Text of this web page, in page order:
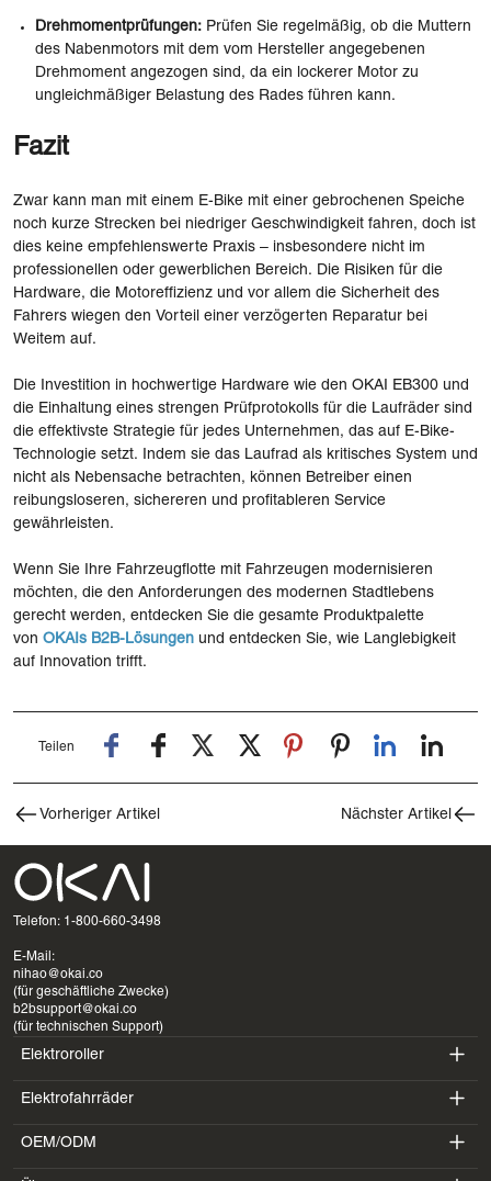
Drehmomentprüfungen: Prüfen Sie regelmäßig, ob die Muttern
des Nabenmotors mit dem vom Hersteller angegebenen
Drehmoment angezogen sind, da ein lockerer Motor zu
ungleichmäßiger Belastung des Rades führen kann.
Fazit
Zwar kann man mit einem E-Bike mit einer gebrochenen Speiche
noch kurze Strecken bei niedriger Geschwindigkeit fahren, doch ist
dies keine empfehlenswerte Praxis – insbesondere nicht im
professionellen oder gewerblichen Bereich. Die Risiken für die
Hardware, die Motoreffizienz und vor allem die Sicherheit des
Fahrers wiegen den Vorteil einer verzögerten Reparatur bei
Weitem auf.
Die Investition in hochwertige Hardware wie den OKAI EB300 und
die Einhaltung eines strengen Prüfprotokolls für die Laufräder sind
die effektivste Strategie für jedes Unternehmen, das auf E-Bike-
Technologie setzt. Indem sie das Laufrad als kritisches System und
nicht als Nebensache betrachten, können Betreiber einen
reibungsloseren, sichereren und profitableren Service
gewährleisten.
Wenn Sie Ihre Fahrzeugflotte mit Fahrzeugen modernisieren
möchten, die den Anforderungen des modernen Stadtlebens
gerecht werden, entdecken Sie die gesamte Produktpalette
von OKAIs B2B-Lösungen und entdecken Sie, wie Langlebigkeit
auf Innovation trifft.
Teilen
Vorheriger Artikel Nächster Artikel
Telefon: 1-800-660-3498
E-Mail:
nihao@okai.co
(für geschäftliche Zwecke)
b2bsupport@okai.co
(für technischen Support)
Elektroroller
ES400A
ES410
Elektrofahrräder
EB100B
OEM/ODM